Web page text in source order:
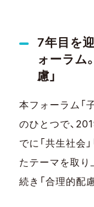
7年目を
ォーラム
慮」
本フォーラム「
のひとつで、
でに「共生社会
たテーマを取り
続き「合理的配